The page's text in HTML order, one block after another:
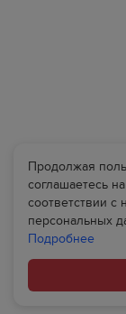
Продолжая
соглашаетесь
соответствии
персональных
Подробнее